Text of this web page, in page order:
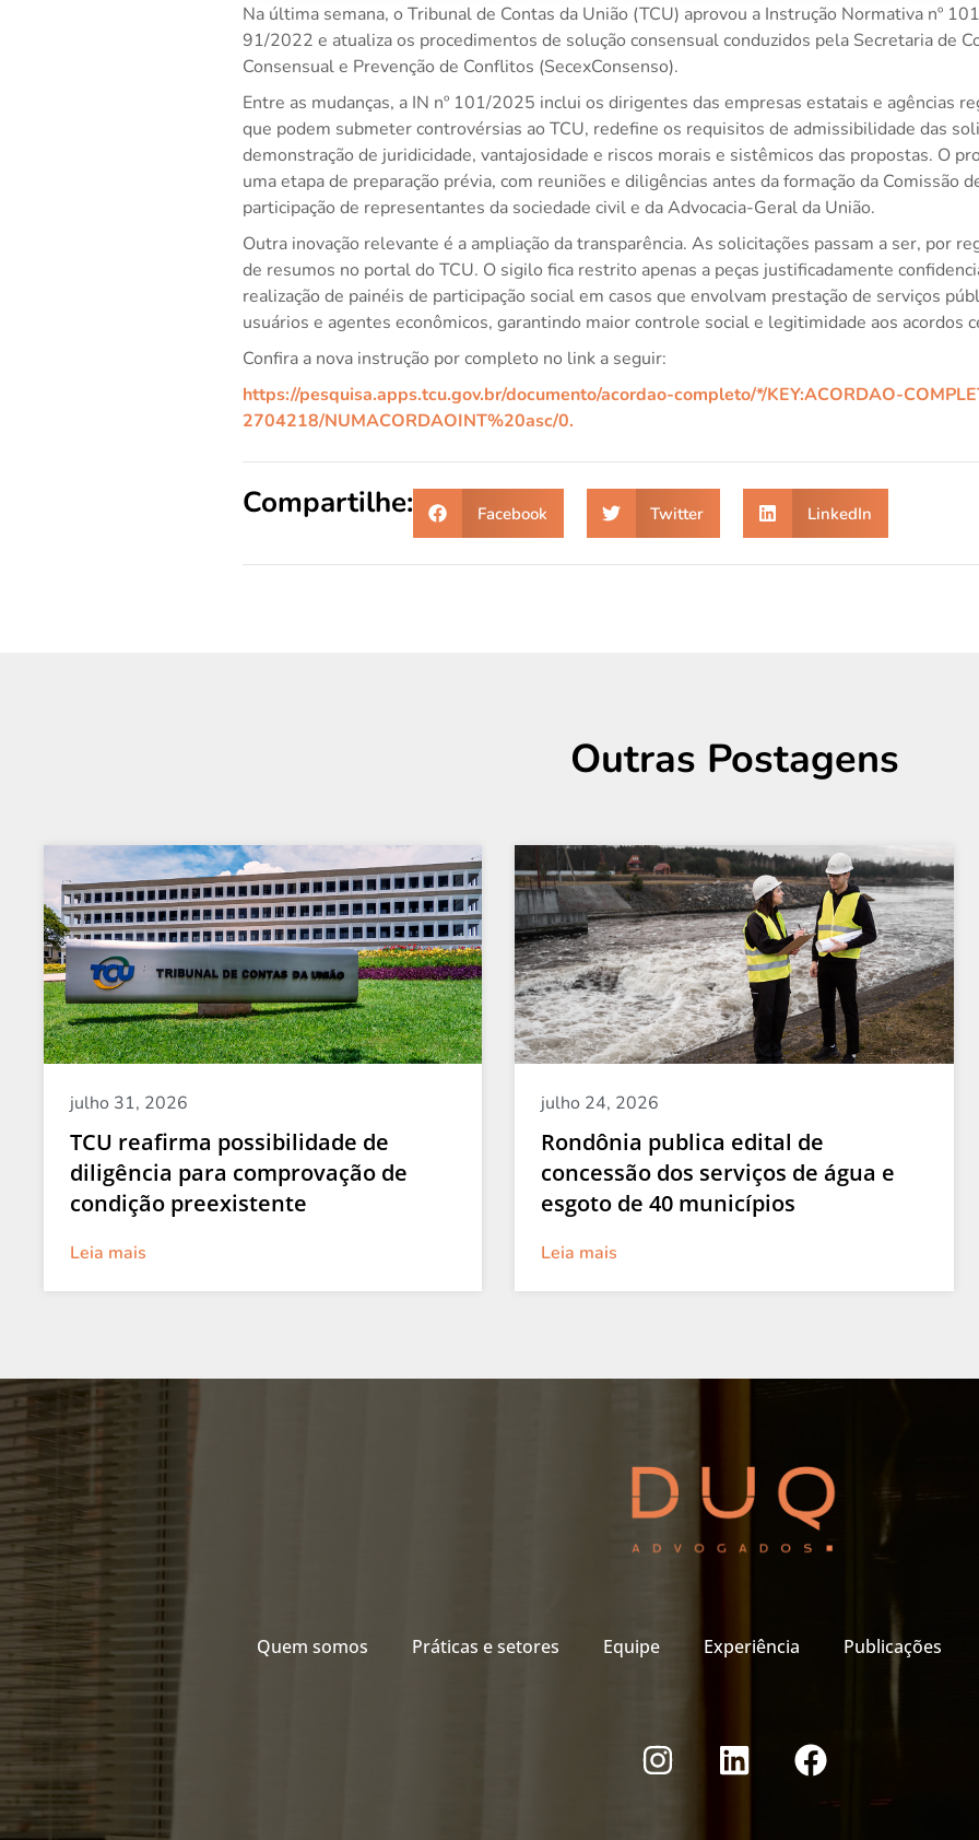
Na última semana, o Tribunal de Contas da União (TCU) aprovou a Instrução Normativa nº
91/2022 e atualiza os procedimentos de solução consensual conduzidos pela Secretaria de
Consensual e Prevenção de Conflitos (SecexConsenso).
Entre as mudanças, a IN nº 101/2025 inclui os dirigentes das empresas estatais e agências
que podem submeter controvérsias ao TCU, redefine os requisitos de admissibilidade das
demonstração de juridicidade, vantajosidade e riscos morais e sistêmicos das propostas. O
uma etapa de preparação prévia, com reuniões e diligências antes da formação da Comissão
participação de representantes da sociedade civil e da Advocacia-Geral da União.
Outra inovação relevante é a ampliação da transparência. As solicitações passam a ser, por
de resumos no portal do TCU. O sigilo fica restrito apenas a peças justificadamente
realização de painéis de participação social em casos que envolvam prestação de serviços
usuários e agentes econômicos, garantindo maior controle social e legitimidade aos acordos
Confira a nova instrução por completo no link a seguir:
https://pesquisa.apps.tcu.gov.br/documento/acordao-completo/*/KEY:ACORDAO-
2704218/NUMACORDAOINT%20asc/0.
Compartilhe: Facebook Twitter LinkedIn
Outras Postagens
julho 31, 2026
TCU reafirma possibilidade de
diligência para comprovação de
condição preexistente
Leia mais
julho 24, 2026
Rondônia publica edital de
concessão dos serviços de água e
esgoto de 40 municípios
Leia mais
Quem somos Práticas e setores Equipe Experiência Publicações